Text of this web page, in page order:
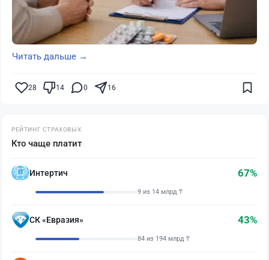
Читать дальше →
28 14 0 16
РЕЙТИНГ СТРАХОВЫХ
Кто чаще платит
Интертич 67%
9 из 14 млрд ₸
СК «Евразия» 43%
84 из 194 млрд ₸